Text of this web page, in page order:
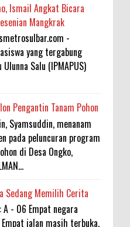
Ismail Angkat Bicara
Mangkrak
-
yang tergabung
Salu (IPMAPUS)
Pengantin Tanam Pohon
Syamsuddin, menanam
pada peluncuran program
di Desa Ongko,
Sedang Memilih Cerita
- 06 Empat negara
jalan masih terbuka.